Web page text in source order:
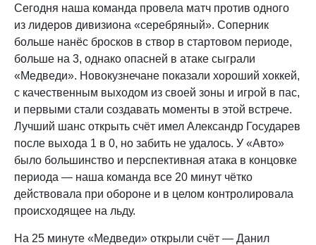
Сегодня наша команда провела матч против одного
из лидеров дивизиона «серебряный». Соперник
больше нанёс бросков в створ в стартовом периоде,
больше на 3, однако опасней в атаке сыграли
«Медведи». Новокузнечане показали хороший хоккей,
с качественным выходом из своей зоны и игрой в пас,
и первыми стали создавать моменты в этой встрече.
Лучший шанс открыть счёт имел Александр Государев
после выхода 1 в 0, но забить не удалось. У «Авто»
было большинство и перспективная атака в концовке
периода — наша команда все 20 минут чётко
действовала при обороне и в целом контролировала
происходящее на льду.
На 25 минуте «Медведи» открыли счёт — Данил